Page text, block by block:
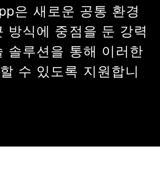
은 새로운 공통 환경
방식에 중점을 둔 강력
솔루션을 통해 이러한
수 있도록 지원합니